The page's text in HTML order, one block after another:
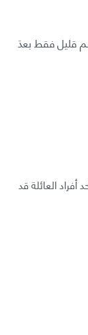
قليل فقط بعدَ
العائلة قد